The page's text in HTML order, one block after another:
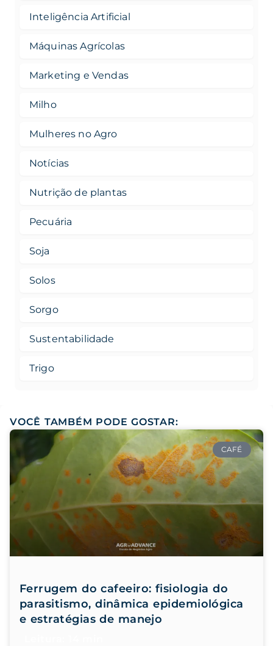
Inteligência Artificial
Máquinas Agrícolas
Marketing e Vendas
Milho
Mulheres no Agro
Notícias
Nutrição de plantas
Pecuária
Soja
Solos
Sorgo
Sustentabilidade
Trigo
VOCÊ TAMBÉM PODE GOSTAR:
CAFÉ
Ferrugem do cafeeiro: fisiologia do
parasitismo, dinâmica epidemiológica
e estratégias de manejo